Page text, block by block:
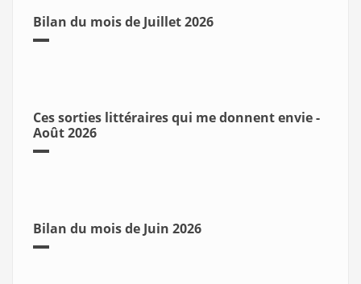
Bilan du mois de Juillet 2026
Ces sorties littéraires qui me donnent envie -
Août 2026
Bilan du mois de Juin 2026